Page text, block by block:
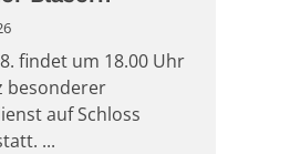
findet um 18.00 Uhr
besonderer
auf Schloss
...